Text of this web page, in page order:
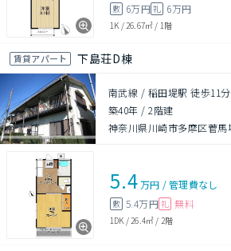
敷 6万円礼 6万円
1K /26.67㎡ / 1階
賃貸アパート 下島荘D棟
南武線 / 稲田堤駅 徒歩11分
築40年 /2階建
神奈川県川崎市多摩区菅馬
5.4万円 /管理費なし
敷 5.4万円 礼 無料
1DK / 26.4㎡ / 2階